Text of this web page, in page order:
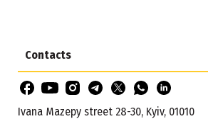
Contacts
Ivana Mazepy street 28-30, Kyiv, 01010